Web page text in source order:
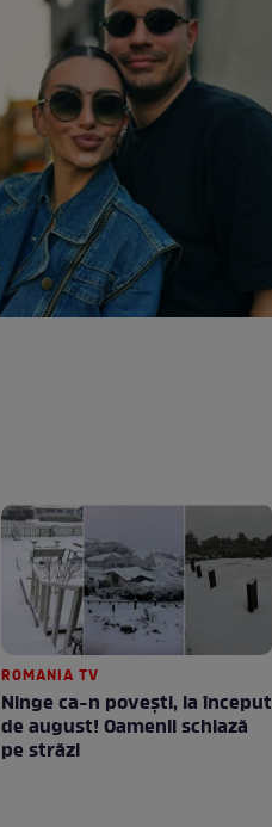
ROMANIA TV
Ninge ca-n povești, la început
de august! Oamenii schiază
pe străzi